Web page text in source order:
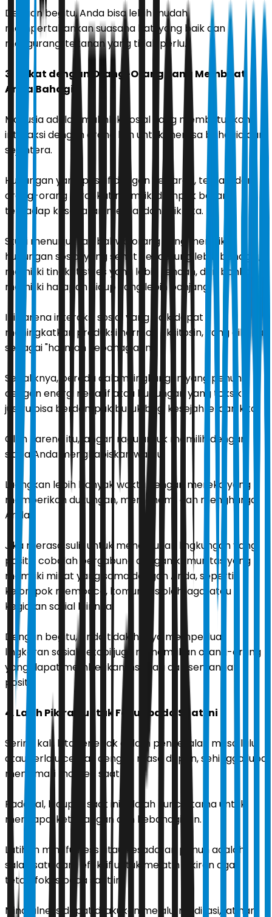
Dengan begitu, Anda bisa lebih mudah
mempertahankan suasana hati yang baik dan
mengurangi tekanan yang tidak perlu.
3. Dekat dengan Orang-Orang yang Membuat
Anda Bahagia
Manusia adalah makhluk sosial yang membutuhkan
interaksi dengan orang lain untuk merasa bahagia dan
sejahtera.
Hubungan yang positif dengan keluarga, teman, dan
orang-orang terdekat memiliki dampak besar
terhadap kesehatan mental dan fisik kita.
Studi menunjukkan bahwa orang yang memiliki
hubungan sosial yang sehat cenderung lebih bahagia,
memiliki tingkat stres yang lebih rendah, dan bahkan
memiliki harapan hidup yang lebih panjang.
Ini karena interaksi sosial yang baik dapat
meningkatkan produksi hormon oksitosin, yang dikenal
sebagai "hormon kebahagiaan."
Sebaliknya, berada dalam lingkungan yang penuh
dengan energi negatif atau hubungan yang toksik
justru bisa berdampak buruk bagi kesejahteraan kita.
Oleh karena itu, jangan ragu untuk memilih dengan
siapa Anda menghabiskan waktu.
Luangkan lebih banyak waktu dengan mereka yang
memberikan dukungan, memahami, dan menghargai
Anda.
Jika merasa sulit untuk menemukan lingkungan yang
positif, cobalah bergabung dengan komunitas yang
memiliki minat yang sama dengan Anda, seperti
kelompok membaca, komunitas olahraga, atau
kegiatan sosial lainnya.
Dengan begitu, Anda tidak hanya memperluas
lingkaran sosial, tetapi juga menemukan orang-orang
yang dapat memberikan inspirasi dan semangat
positif.
4. Latih Pikiran untuk Fokus pada Saat Ini
Sering kali, kita terjebak dalam penyesalan masa lalu
atau terlalu cemas dengan masa depan, sehingga lupa
menikmati momen saat ini.
Padahal, hidup di saat ini adalah kunci utama untuk
mencapai ketenangan dan kebahagiaan.
Latihan mindfulness atau kesadaran penuh adalah
salah satu cara efektif untuk melatih pikiran agar
tetap fokus pada saat ini.
Mindfulness dapat dilakukan melalui meditasi, latihan